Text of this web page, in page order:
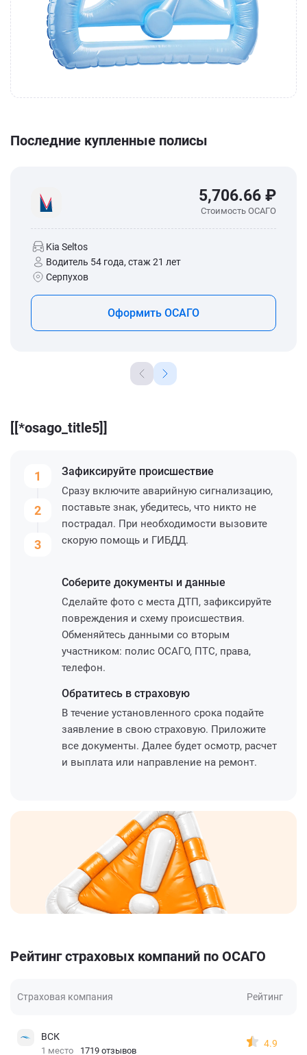
Последние купленные полисы
5,706.66 ₽
Стоимость ОСАГО
Kia Seltos
Водитель 54 года, стаж 21 лет
Серпухов
Оформить ОСАГО
[[*osago_title5]]
1
2
3
Зафиксируйте происшествие
Сразу включите аварийную сигнализацию,
поставьте знак, убедитесь, что никто не
пострадал. При необходимости вызовите
скорую помощь и ГИБДД.
Соберите документы и данные
Сделайте фото с места ДТП, зафиксируйте
повреждения и схему происшествия.
Обменяйтесь данными со вторым
участником: полис ОСАГО, ПТС, права,
телефон.
Обратитесь в страховую
В течение установленного срока подайте
заявление в свою страховую. Приложите
все документы. Далее будет осмотр, расчет
и выплата или направление на ремонт.
Рейтинг страховых компаний по ОСАГО
Страховая компания Рейтинг
ВСК
1 место 1719 отзывов
4.9